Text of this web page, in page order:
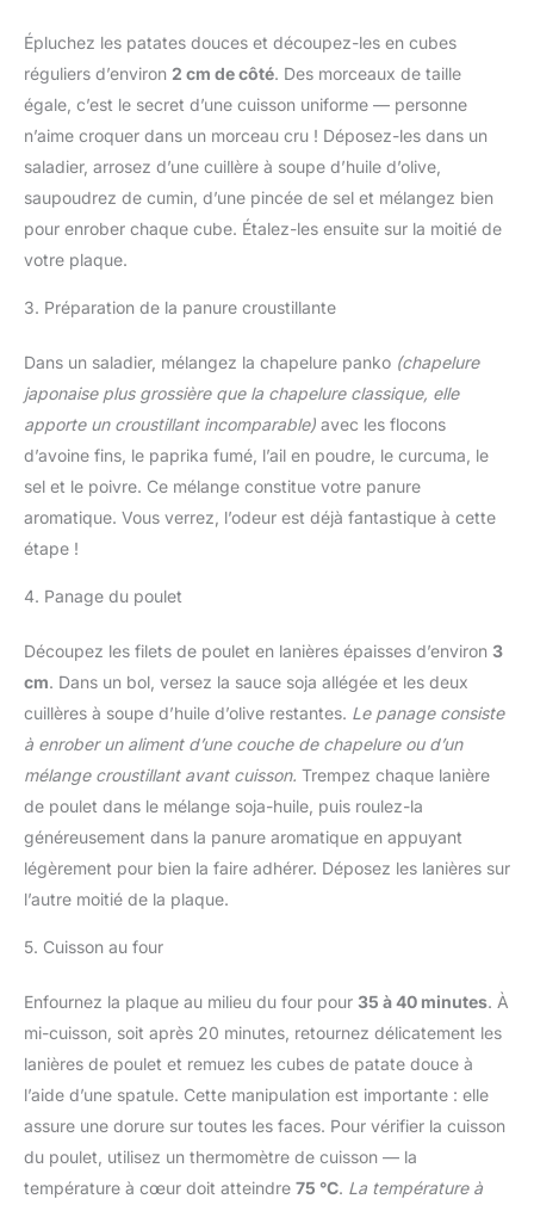
Épluchez les patates douces et découpez-les en cubes
réguliers d’environ 2 cm de côté. Des morceaux de taille
égale, c’est le secret d’une cuisson uniforme — personne
n’aime croquer dans un morceau cru ! Déposez-les dans un
saladier, arrosez d’une cuillère à soupe d’huile d’olive,
saupoudrez de cumin, d’une pincée de sel et mélangez bien
pour enrober chaque cube. Étalez-les ensuite sur la moitié de
votre plaque.
3. Préparation de la panure croustillante
Dans un saladier, mélangez la chapelure panko (chapelure
japonaise plus grossière que la chapelure classique, elle
apporte un croustillant incomparable) avec les flocons
d’avoine fins, le paprika fumé, l’ail en poudre, le curcuma, le
sel et le poivre. Ce mélange constitue votre panure
aromatique. Vous verrez, l’odeur est déjà fantastique à cette
étape !
4. Panage du poulet
Découpez les filets de poulet en lanières épaisses d’environ 3
cm. Dans un bol, versez la sauce soja allégée et les deux
cuillères à soupe d’huile d’olive restantes. Le panage consiste
à enrober un aliment d’une couche de chapelure ou d’un
mélange croustillant avant cuisson. Trempez chaque lanière
de poulet dans le mélange soja-huile, puis roulez-la
généreusement dans la panure aromatique en appuyant
légèrement pour bien la faire adhérer. Déposez les lanières sur
l’autre moitié de la plaque.
5. Cuisson au four
Enfournez la plaque au milieu du four pour 35 à 40 minutes. À
mi-cuisson, soit après 20 minutes, retournez délicatement les
lanières de poulet et remuez les cubes de patate douce à
l’aide d’une spatule. Cette manipulation est importante : elle
assure une dorure sur toutes les faces. Pour vérifier la cuisson
du poulet, utilisez un thermomètre de cuisson — la
température à cœur doit atteindre 75 °C. La température à